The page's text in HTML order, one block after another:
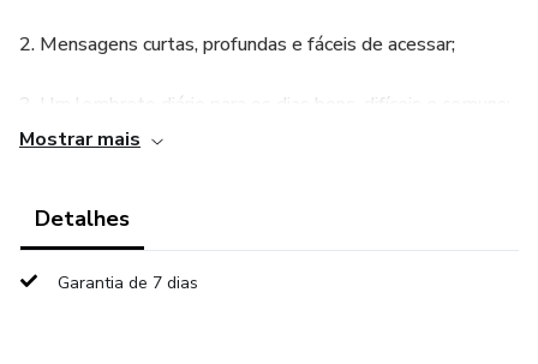
2. Mensagens curtas, profundas e fáceis de acessar;
3. Um lembrete diário para os dias bons, difíceis e comuns;
Este produto é para quem:
1. Está cansada de discursos grandiosos;
Mostrar mais
Detalhes
Garantia de 7 dias